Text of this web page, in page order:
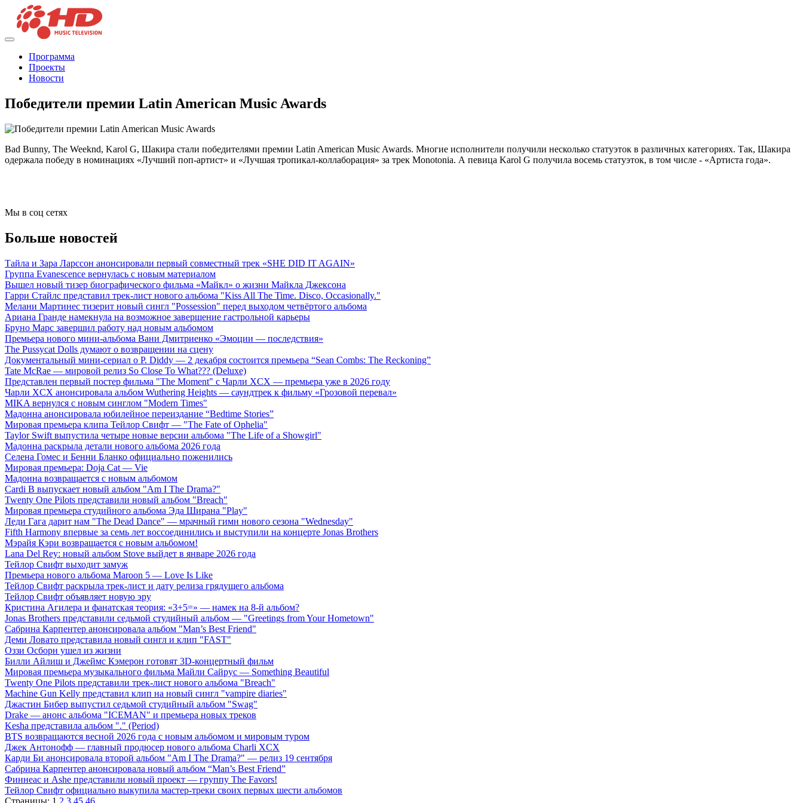
Программа
Проекты
Новости
Победители премии Latin American Music Awards
Bad Bunny, The Weeknd, Karol G, Шакира стали победителями премии Latin American Music Awards. Многие исполнители получили несколько статуэток в различных категориях. Так, Шакира
одержала победу в номинациях «Лучший поп-артист» и «Лучшая тропикал-коллаборация» за трек Monotonia. А певица Karol G получила восемь статуэток, в том числе - «Артиста года».
Мы в соц сетях
Больше новостей
Тайла и Зара Ларссон анонсировали первый совместный трек «SHE DID IT AGAIN»
Группа Evanescence вернулась с новым материалом
Вышел новый тизер биографического фильма «Майкл» о жизни Майкла Джексона
Гарри Стайлс представил трек-лист нового альбома "Kiss All The Time. Disco, Occasionally."
Мелани Мартинес тизерит новый сингл "Possession" перед выходом четвёртого альбома
Ариана Гранде намекнула на возможное завершение гастрольной карьеры
Бруно Марс завершил работу над новым альбомом
Премьера нового мини-альбома Вани Дмитриенко «Эмоции — последствия»
The Pussycat Dolls думают о возвращении на сцену
Документальный мини-сериал о P. Diddy — 2 декабря состоится премьера “Sean Combs: The Reckoning”
Tate McRae — мировой релиз So Close To What??? (Deluxe)
Представлен первый постер фильма "The Moment" с Чарли XCX — премьера уже в 2026 году
Чарли XCX анонсировала альбом Wuthering Heights — саундтрек к фильму «Грозовой перевал»
MIKA вернулся с новым синглом "Modern Times"
Мадонна анонсировала юбилейное переиздание “Bedtime Stories”
Мировая премьера клипа Тейлор Свифт — "The Fate of Ophelia"
Taylor Swift выпустила четыре новые версии альбома "The Life of a Showgirl"
Мадонна раскрыла детали нового альбома 2026 года
Селена Гомес и Бенни Бланко официально поженились
Мировая премьера: Doja Cat — Vie
Мадонна возвращается с новым альбомом
Cardi B выпускает новый альбом "Am I The Drama?"
Twenty One Pilots представили новый альбом "Breach"
Мировая премьера студийного альбома Эда Ширана "Play"
Леди Гага дарит нам "The Dead Dance" — мрачный гимн нового сезона "Wednesday"
Fifth Harmony впервые за семь лет воссоединились и выступили на концерте Jonas Brothers
Мэрайя Кэри возвращается с новым альбомом!
Lana Del Rey: новый альбом Stove выйдет в январе 2026 года
Тейлор Свифт выходит замуж
Премьера нового альбома Maroon 5 — Love Is Like
Тейлор Свифт раскрыла трек-лист и дату релиза грядущего альбома
Тейлор Свифт объявляет новую эру
Кристина Агилера и фанатская теория: «3+5=» — намек на 8-й альбом?
Jonas Brothers представили седьмой студийный альбом — "Greetings from Your Hometown"
Сабрина Карпентер анонсировала альбом "Man’s Best Friend"
Деми Ловато представила новый сингл и клип "FAST"
Оззи Осборн ушел из жизни
Билли Айлиш и Джеймс Кэмерон готовят 3D-концертный фильм
Мировая премьера музыкального фильма Майли Сайрус — Something Beautiful
Twenty One Pilots представили трек-лист нового альбома "Breach"
Machine Gun Kelly представил клип на новый сингл "vampire diaries"
Джастин Бибер выпустил седьмой студийный альбом "Swag"
Drake — анонс альбома "ICEMAN" и премьера новых треков
Kesha представила альбом "." (Period)
BTS возвращаются весной 2026 года с новым альбомом и мировым туром
Джек Антонофф — главный продюсер нового альбома Charli XCX
Карди Би анонсировала второй альбом "Am I The Drama?" — релиз 19 сентября
Сабрина Карпентер анонсировала новый альбом “Man’s Best Friend”
Финнеас и Ashe представили новый проект — группу The Favors!
Тейлор Свифт официально выкупила мастер-треки своих первых шести альбомов
Страницы: 1 2 3 45 46